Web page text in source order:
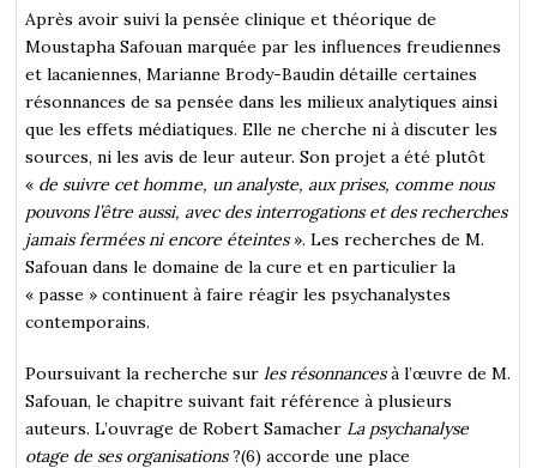
Après avoir suivi la pensée clinique et théorique de
Moustapha Safouan marquée par les influences freudiennes
et lacaniennes, Marianne Brody-Baudin détaille certaines
résonnances de sa pensée dans les milieux analytiques ainsi
que les effets médiatiques. Elle ne cherche ni à discuter les
sources, ni les avis de leur auteur. Son projet a été plutôt
« de suivre cet homme, un analyste, aux prises, comme nous
pouvons l’être aussi, avec des interrogations et des recherches
jamais fermées ni encore éteintes». Les recherches de M.
Safouan dans le domaine de la cure et en particulier la
« passe » continuent à faire réagir les psychanalystes
contemporains.
Poursuivant la recherche sur les résonnancesà l’œuvre de M.
Safouan, le chapitre suivant fait référence à plusieurs
auteurs. L’ouvrage de Robert Samacher La psychanalyse
otage de ses organisations?(6) accorde une place